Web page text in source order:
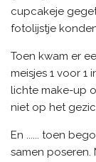
cupcakeje
fotolijstje
Toen kwam er
meisjes 1 voor
lichte make-up
niet op het
En ...... toen
samen